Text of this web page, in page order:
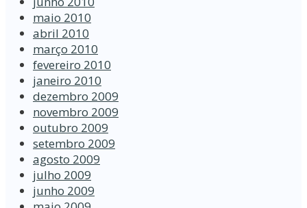
maio 2010
abril 2010
março 2010
fevereiro 2010
janeiro 2010
dezembro 2009
novembro 2009
outubro 2009
setembro 2009
agosto 2009
julho 2009
junho 2009